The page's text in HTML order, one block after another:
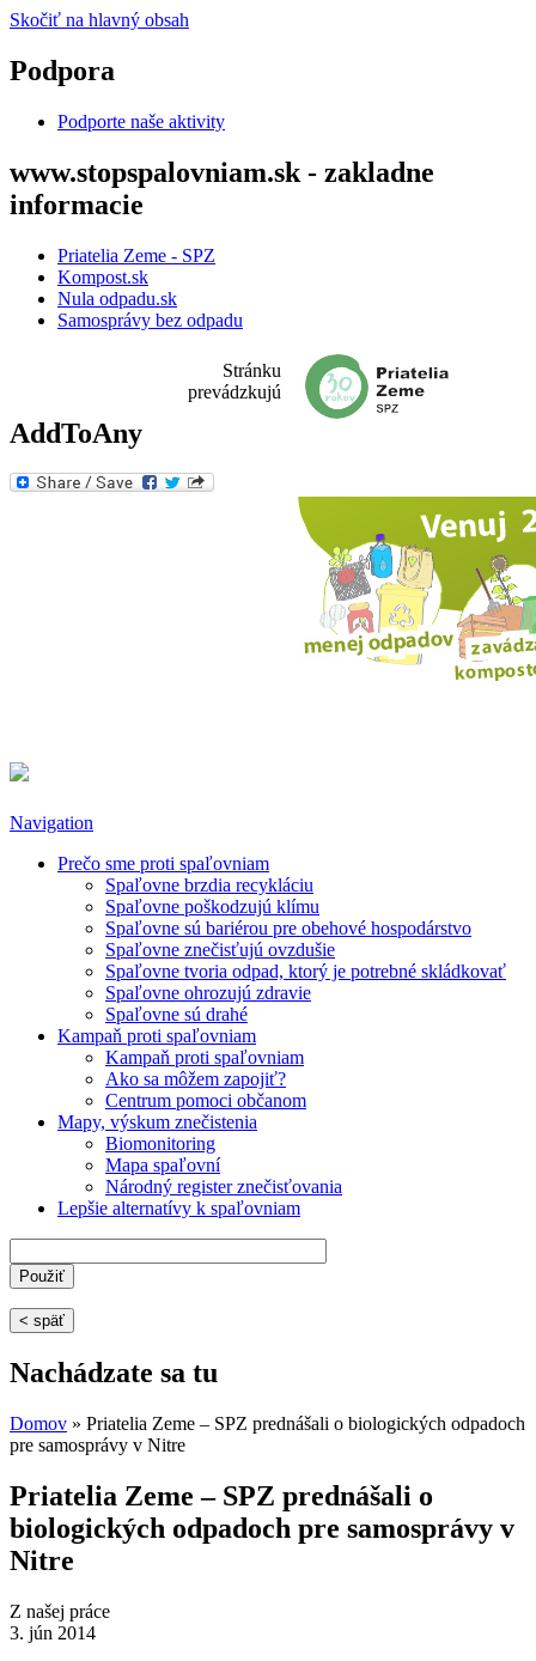
Skočiť na hlavný obsah
Podpora
Podporte naše aktivity
www.stopspalovniam.sk - zakladne
informacie
Priatelia Zeme - SPZ
Kompost.sk
Nula odpadu.sk
Samosprávy bez odpadu
Stránku
prevádzkujú
AddToAny
Navigation
Prečo sme proti spaľovniam
Spaľovne brzdia recykláciu
Spaľovne poškodzujú klímu
Spaľovne sú bariérou pre obehové hospodárstvo
Spaľovne znečisťujú ovzdušie
Spaľovne tvoria odpad, ktorý je potrebné skládkovať
Spaľovne ohrozujú zdravie
Spaľovne sú drahé
Kampaň proti spaľovniam
Kampaň proti spaľovniam
Ako sa môžem zapojiť?
Centrum pomoci občanom
Mapy, výskum znečistenia
Biomonitoring
Mapa spaľovní
Národný register znečisťovania
Lepšie alternatívy k spaľovniam
< späť
Nachádzate sa tu
Domov » Priatelia Zeme – SPZ prednášali o biologických odpadoch
pre samosprávy v Nitre
Priatelia Zeme – SPZ prednášali o
biologických odpadoch pre samosprávy v
Nitre
Z našej práce
3. jún 2014